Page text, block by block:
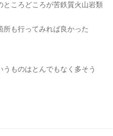
ころどころが苦鉄質火山岩類
も行ってみれば良かった
ものはとんでもなく多そう